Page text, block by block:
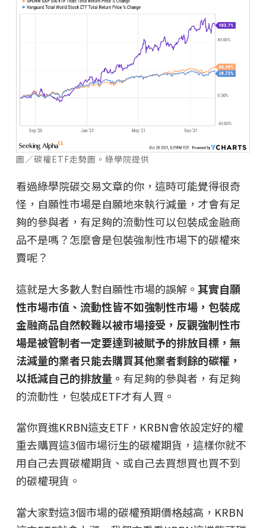
圖／碳權ETF走勢圖。綠學院提供
看過綠學院碳交易文章的你，這時可能覺得很奇
怪，自願性市場是自願地來執行減量，才會有足
夠的參與者，有足夠的流動性可以包裝成金融商
品不是嗎？怎麼會是包裝強制性市場下的碳權來
賣呢？
這就是大多數人對自願性市場的誤解。 其實自願
性市場市值、流動性皆不如強制性市場，包裝成
金融商品自然較難以被市場接受，反觀強制性市
場是被管制者一定要達到被賦予的排放目標，無
法減量的業者只能去購買其他業者剩餘的碳權，
以抵減自己的排放量。 有足夠的參與者，有足夠
的流動性，包裝成ETF才有人買。
當你買進KRBN這支ETF，KRBN會依設定好的權
重去購買這3個市場衍生的碳權期貨，這樣你就不
用自己去買碳權期貨、或自己去買想買也買不到
的碳權現貨。
當大家對這3個市場的碳權預期價格越高，KRBN